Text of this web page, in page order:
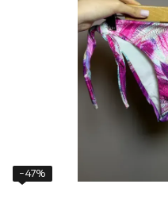
−47%